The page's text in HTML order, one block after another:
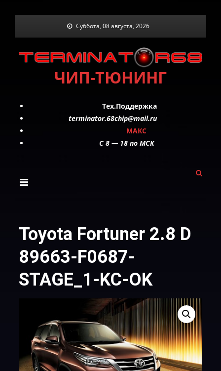
Суббота, 08 августа, 2026
ЧИП-ТЮНИНГ
Тех.Поддержка
terminator.68chip@mail.ru
МАКС
C 8 — 18 по МСК
Toyota Fortuner 2.8 D
89663-F0687-
STAGE_1-KC-OK